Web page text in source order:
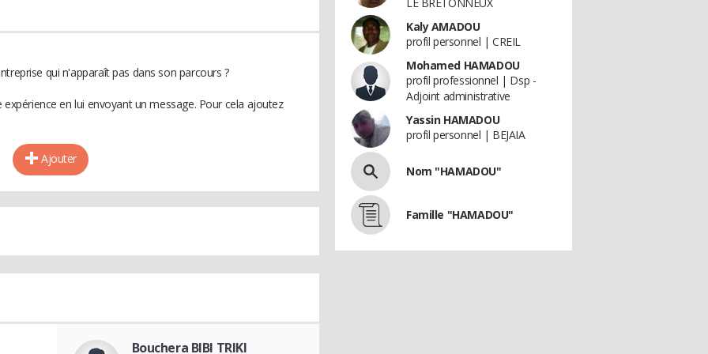
qui n'apparaît pas dans son parcours ?
en lui envoyant un message. Pour cela ajoutez
Ajouter
Bouchera BIBI TRIKI
Kaly AMADOU
profil personnel | CREIL
Mohamed HAMADOU
profil professionnel | Dsp -
Adjoint administrative
Yassin HAMADOU
profil personnel | BEJAIA
Nom "HAMADOU"
Famille "HAMADOU"